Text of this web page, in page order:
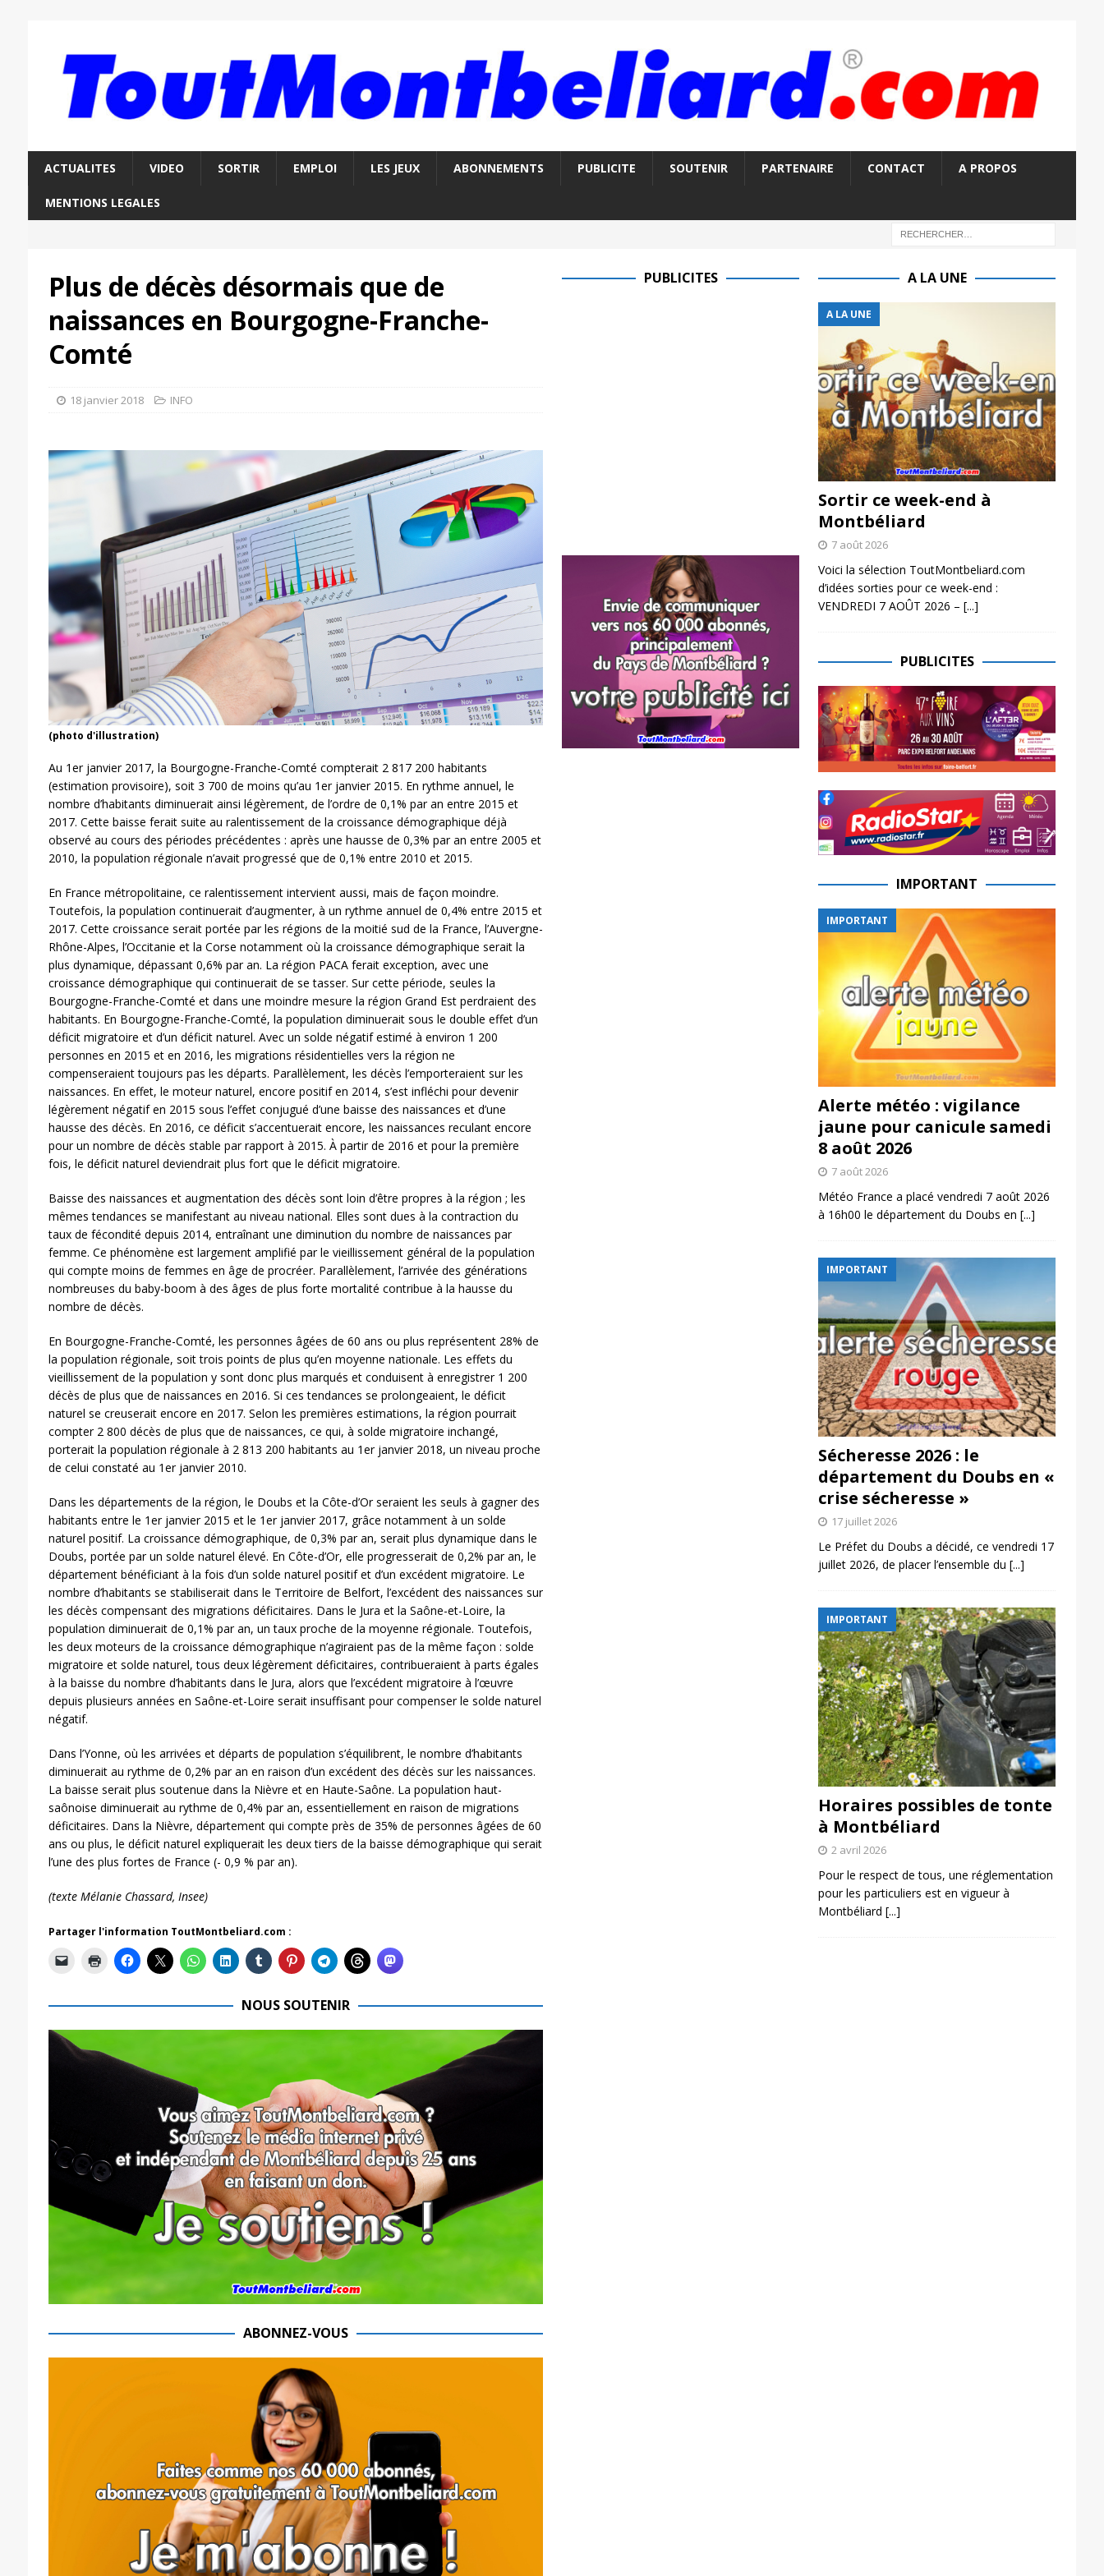
ACTUALITES VIDEO SORTIR EMPLOI LES JEUX ABONNEMENTS PUBLICITE SOUTENIR PARTENAIRE CONTACT A PROPOS
MENTIONS LEGALES
Plus de décès désormais que de
naissances en Bourgogne-Franche-
Comté
18 janvier 2018 INFO
(photo d'illustration)
Au 1er janvier 2017, la Bourgogne-Franche-Comté compterait 2 817 200 habitants
(estimation provisoire), soit 3 700 de moins qu’au 1er janvier 2015. En rythme annuel, le
nombre d’habitants diminuerait ainsi légèrement, de l’ordre de 0,1% par an entre 2015 et
2017. Cette baisse ferait suite au ralentissement de la croissance démographique déjà
observé au cours des périodes précédentes : après une hausse de 0,3% par an entre 2005 et
2010, la population régionale n’avait progressé que de 0,1% entre 2010 et 2015.
En France métropolitaine, ce ralentissement intervient aussi, mais de façon moindre.
Toutefois, la population continuerait d’augmenter, à un rythme annuel de 0,4% entre 2015 et
2017. Cette croissance serait portée par les régions de la moitié sud de la France, l’Auvergne-
Rhône-Alpes, l’Occitanie et la Corse notamment où la croissance démographique serait la
plus dynamique, dépassant 0,6% par an. La région PACA ferait exception, avec une
croissance démographique qui continuerait de se tasser. Sur cette période, seules la
Bourgogne-Franche-Comté et dans une moindre mesure la région Grand Est perdraient des
habitants. En Bourgogne-Franche-Comté, la population diminuerait sous le double effet d’un
déficit migratoire et d’un déficit naturel. Avec un solde négatif estimé à environ 1 200
personnes en 2015 et en 2016, les migrations résidentielles vers la région ne
compenseraient toujours pas les départs. Parallèlement, les décès l’emporteraient sur les
naissances. En effet, le moteur naturel, encore positif en 2014, s’est infléchi pour devenir
légèrement négatif en 2015 sous l’effet conjugué d’une baisse des naissances et d’une
hausse des décès. En 2016, ce déficit s’accentuerait encore, les naissances reculant encore
pour un nombre de décès stable par rapport à 2015. À partir de 2016 et pour la première
fois, le déficit naturel deviendrait plus fort que le déficit migratoire.
Baisse des naissances et augmentation des décès sont loin d’être propres à la région ; les
mêmes tendances se manifestant au niveau national. Elles sont dues à la contraction du
taux de fécondité depuis 2014, entraînant une diminution du nombre de naissances par
femme. Ce phénomène est largement amplifié par le vieillissement général de la population
qui compte moins de femmes en âge de procréer. Parallèlement, l’arrivée des générations
nombreuses du baby-boom à des âges de plus forte mortalité contribue à la hausse du
nombre de décès.
En Bourgogne-Franche-Comté, les personnes âgées de 60 ans ou plus représentent 28% de
la population régionale, soit trois points de plus qu’en moyenne nationale. Les effets du
vieillissement de la population y sont donc plus marqués et conduisent à enregistrer 1 200
décès de plus que de naissances en 2016. Si ces tendances se prolongeaient, le déficit
naturel se creuserait encore en 2017. Selon les premières estimations, la région pourrait
compter 2 800 décès de plus que de naissances, ce qui, à solde migratoire inchangé,
porterait la population régionale à 2 813 200 habitants au 1er janvier 2018, un niveau proche
de celui constaté au 1er janvier 2010.
Dans les départements de la région, le Doubs et la Côte-d’Or seraient les seuls à gagner des
habitants entre le 1er janvier 2015 et le 1er janvier 2017, grâce notamment à un solde
naturel positif. La croissance démographique, de 0,3% par an, serait plus dynamique dans le
Doubs, portée par un solde naturel élevé. En Côte-d’Or, elle progresserait de 0,2% par an, le
département bénéficiant à la fois d’un solde naturel positif et d’un excédent migratoire. Le
nombre d’habitants se stabiliserait dans le Territoire de Belfort, l’excédent des naissances sur
les décès compensant des migrations déficitaires. Dans le Jura et la Saône-et-Loire, la
population diminuerait de 0,1% par an, un taux proche de la moyenne régionale. Toutefois,
les deux moteurs de la croissance démographique n’agiraient pas de la même façon : solde
migratoire et solde naturel, tous deux légèrement déficitaires, contribueraient à parts égales
à la baisse du nombre d’habitants dans le Jura, alors que l’excédent migratoire à l’œuvre
depuis plusieurs années en Saône-et-Loire serait insuffisant pour compenser le solde naturel
négatif.
Dans l’Yonne, où les arrivées et départs de population s’équilibrent, le nombre d’habitants
diminuerait au rythme de 0,2% par an en raison d’un excédent des décès sur les naissances.
La baisse serait plus soutenue dans la Nièvre et en Haute-Saône. La population haut-
saônoise diminuerait au rythme de 0,4% par an, essentiellement en raison de migrations
déficitaires. Dans la Nièvre, département qui compte près de 35% de personnes âgées de 60
ans ou plus, le déficit naturel expliquerait les deux tiers de la baisse démographique qui serait
l’une des plus fortes de France (- 0,9 % par an).
(texte Mélanie Chassard, Insee)
Partager l'information ToutMontbeliard.com :
NOUS SOUTENIR
ABONNEZ-VOUS
PUBLICITES A LA UNE
A LA UNE
Sortir ce week-end à
Montbéliard
7 août 2026
Voici la sélection ToutMontbeliard.com
d’idées sorties pour ce week-end :
VENDREDI 7 AOÛT 2026 – [...]
PUBLICITES
IMPORTANT
IMPORTANT
Alerte météo : vigilance
jaune pour canicule samedi
8 août 2026
7 août 2026
Météo France a placé vendredi 7 août 2026
à 16h00 le département du Doubs en [...]
IMPORTANT
Sécheresse 2026 : le
département du Doubs en «
crise sécheresse »
17 juillet 2026
Le Préfet du Doubs a décidé, ce vendredi 17
juillet 2026, de placer l’ensemble du [...]
IMPORTANT
Horaires possibles de tonte
à Montbéliard
2 avril 2026
Pour le respect de tous, une réglementation
pour les particuliers est en vigueur à
Montbéliard [...]